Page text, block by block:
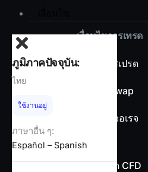
เงื่อนไขการเทรด
ภาพรวมสเปรด
ไม่มีค่า Swap
ข้อมูลเลเวอเรจ
ข้อกำหนด CFD
ภูมิภาคปัจจุบัน:
ไทย
ใช้งานอยู่
ภาษาอื่น ๆ:
Español – Spanish